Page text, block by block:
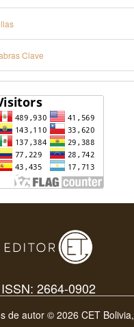
Clave
ISSN: 2664-0902
de autor © 2026 CET Bolivia,